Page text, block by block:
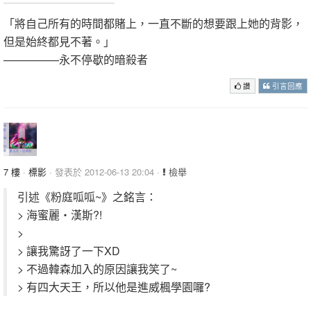
「將自己所有的時間都賭上，一直不斷的想要跟上她的背影，
但是始終都見不著。」
—————永不停歇的暗殺者
讚 引言回應
7 樓 · 標影 · 發表於 2012-06-13 20:04 · 檢舉
引述《粉庭呱呱~》之銘言：
> 海蜜麗‧漢斯?!
>
> 讓我驚訝了一下XD
> 不過韓森加入的原因讓我笑了~
> 有四大天王，所以他是進威楓學園囉?